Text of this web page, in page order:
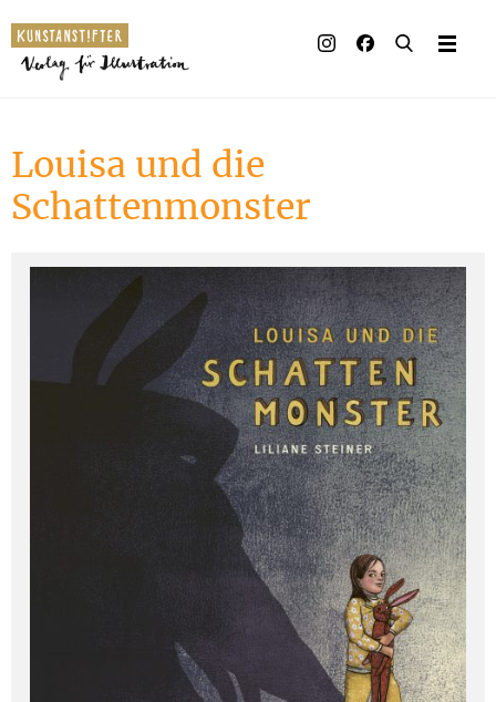
Louisa und die
Schattenmonster
Verlag
Auszeichnungen
Presse & Handel
Rechte
Begleitmaterial
Kontakt
English